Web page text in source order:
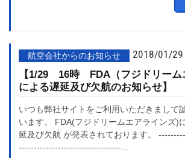
航空会社からのお知らせ 2018/01/29
【1/29 16時 FDA（フジドリーム
による遅延及び欠航のお知らせ】
いつも弊社サイトをご利用いただきまして
います。 FDA(フジドリームエアラインズ)
延及び欠航 が発表されております。
----------------------------------...